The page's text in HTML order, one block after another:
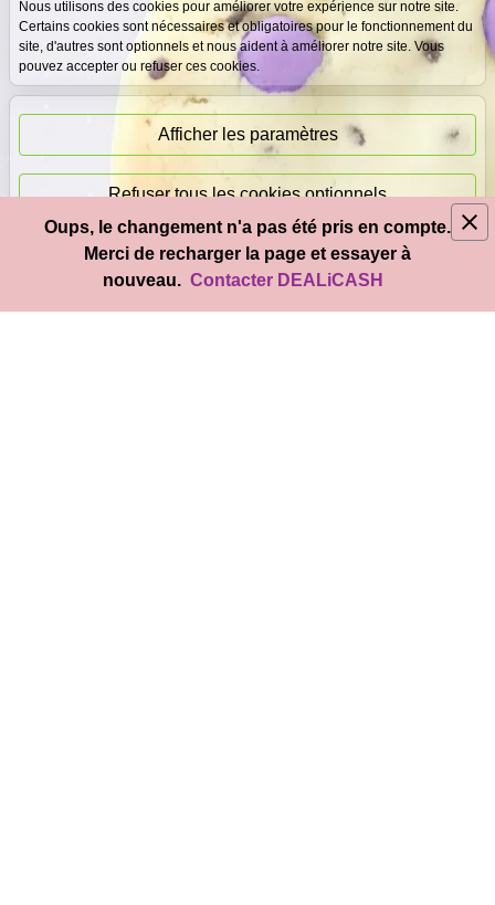
Nous utilisons des cookies pour améliorer votre expérience sur notre site.
Certains cookies sont nécessaires et obligatoires pour le fonctionnement du
site, d'autres sont optionnels et nous aident à améliorer notre site. Vous
pouvez accepter ou refuser ces cookies.
Afficher les paramètres
Refuser tous les cookies optionnels
Accepter tous les cookies
gratuite
garantis
Paiement
immédiat
© 2026 DEALiCASH- Tous droits réservés
Oups, le changement n'a pas été pris en compte.
Merci de recharger la page et essayer à
nouveau. Contacter DEALiCASH